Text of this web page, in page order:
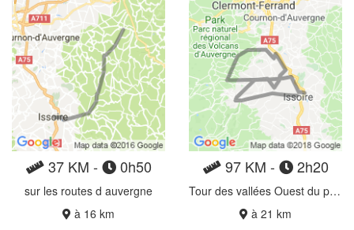
37 KM - 0h50
sur les routes d auvergne
à 16 km
97 KM - 2h20
Tour des vallées Ouest du puy-de-Dôme
à 21 km